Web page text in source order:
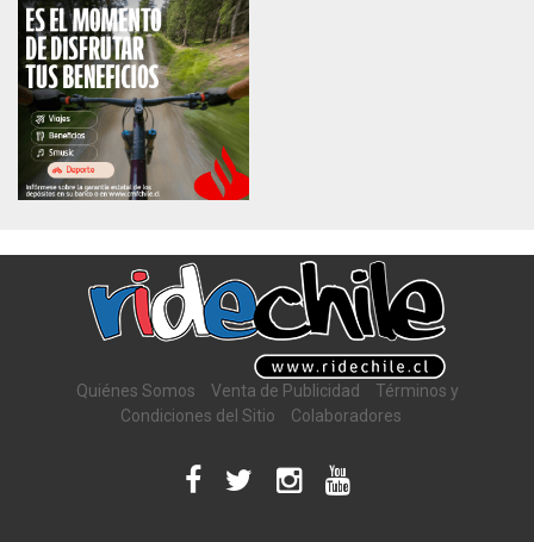
Quiénes Somos Venta de Publicidad
Términos y
Condiciones del Sitio
Colaboradores